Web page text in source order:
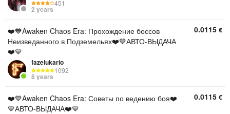
451
2 years
❤️💙Awaken Chaos Era: Прохождение боссов
Неизведанного в Подземельях❤️💙АВТО-ВЫДАЧА
❤️💙
fazelukario
1092
8 years
0.0115 €
❤️💙Awaken Chaos Era: Советы по ведению боя❤️
💙АВТО-ВЫДАЧА❤️💙
0.0115 €